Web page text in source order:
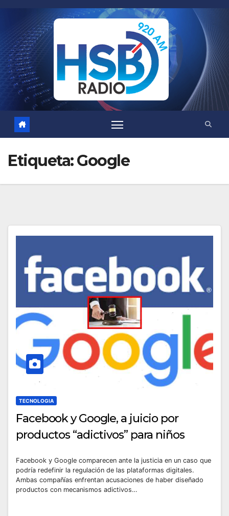
contenido
Etiqueta:Google
TECNOLOGIA
Facebook y Google, a juicio por
productos “adictivos” para niños
Facebook y Google comparecen ante la justicia en un caso que
podría redefinir la regulación de las plataformas digitales.
Ambas compañías enfrentan acusaciones de haber diseñado
productos con mecanismos adictivos…